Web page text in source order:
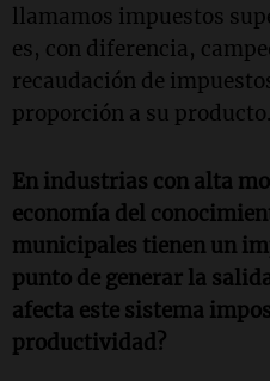
llamamos impuestos
es, con diferencia,
recaudación de
proporción a su producto.
En industrias con alta
economía del
municipales tienen un
punto de generar la
afecta este sistema
productividad?